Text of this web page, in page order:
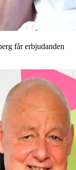
får erbjudanden